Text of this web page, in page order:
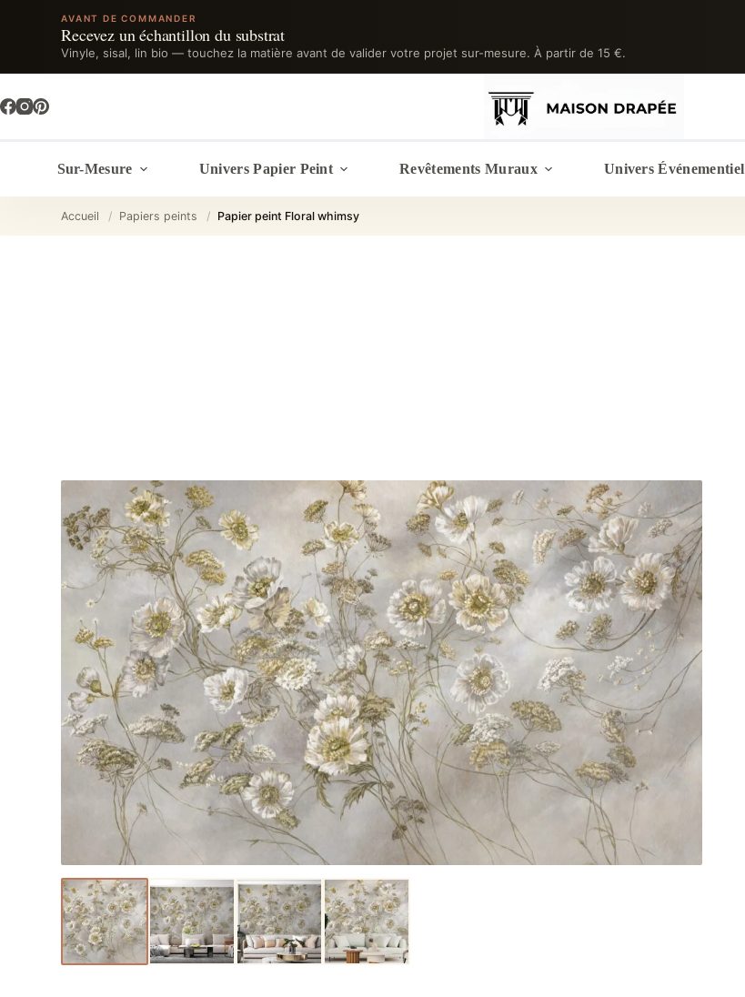
AVANT DE COMMANDER
Recevez un échantillon du substrat
Vinyle, sisal, lin bio — touchez la matière avant de valider votre projet sur-mesure. À partir de 15 €.
au
contenu
Sur-Mesure Univers Papier Peint Revêtements Muraux Univers Événementiel
Accueil / Papiers peints / Papier peint Floral whimsy